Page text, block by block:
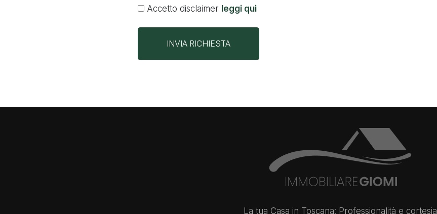
Accetto disclaimer leggi qui
INVIA RICHIESTA
La tua Casa in Toscana: Professionalità e cortesia